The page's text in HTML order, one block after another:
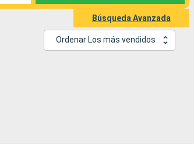
Búsqueda Avanzada
Ordenar Los más vendidos